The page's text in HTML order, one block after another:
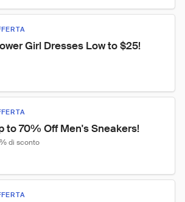
Girl Dresses Low to $25!
to 70% Off Men's Sneakers!
di sconto